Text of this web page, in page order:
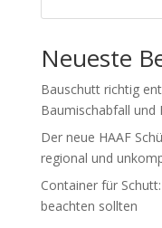
Neueste
Bauschutt richtig
Baumischabfall und
Der neue HAAF
regional und
Container für
beachten sollten